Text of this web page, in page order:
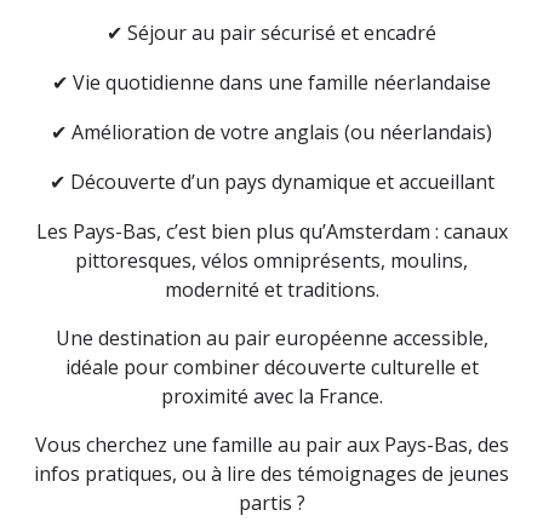
✔ Séjour au pair sécurisé et encadré
✔ Vie quotidienne dans une famille néerlandaise
✔ Amélioration de votre anglais (ou néerlandais)
✔ Découverte d’un pays dynamique et accueillant
Les Pays-Bas, c’est bien plus qu’Amsterdam : canaux
pittoresques, vélos omniprésents, moulins,
modernité et traditions.
Une destination au pair européenne accessible,
idéale pour combiner découverte culturelle et
proximité avec la France.
Vous cherchez une famille au pair aux Pays-Bas, des
infos pratiques, ou à lire des témoignages de jeunes
partis ?